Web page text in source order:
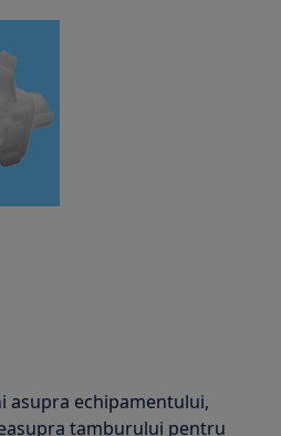
asupra echipamentului,
tamburului pentru